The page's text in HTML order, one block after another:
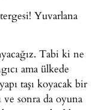
Yuvarlana
Tabi ki ne
ama ülkede
taşı koyacak bir
sonra da oyuna